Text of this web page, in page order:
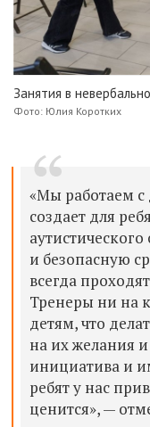
Занятия в
Фото: Юлия Коротких
«Мы работаем с
создает для
и безопасную
всегда
Тренеры ни на
детям, что
на их желания
инициатива и
ребят у нас
ценится», —